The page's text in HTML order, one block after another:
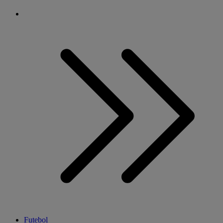
Futebol